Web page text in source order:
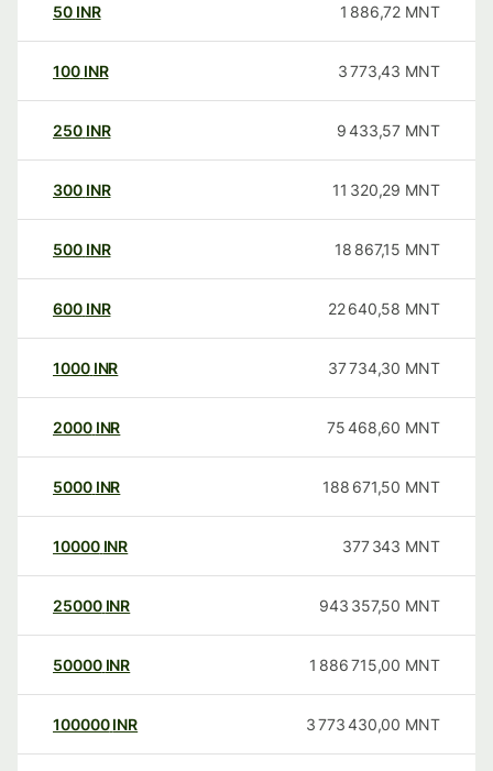
50 INR 1 886,72 MNT
100 INR 3 773,43 MNT
250 INR 9 433,57 MNT
300 INR 11 320,29 MNT
500 INR 18 867,15 MNT
600 INR 22 640,58 MNT
1000 INR 37 734,30 MNT
2000 INR 75 468,60 MNT
5000 INR 188 671,50 MNT
10000 INR 377 343 MNT
25000 INR 943 357,50 MNT
50000 INR 1 886 715,00 MNT
100000 INR 3 773 430,00 MNT